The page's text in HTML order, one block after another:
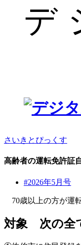
さいきとぴっくす
高齢者の運転免許証
#2026年5月号
70歳以上の方が運
対象 次の全